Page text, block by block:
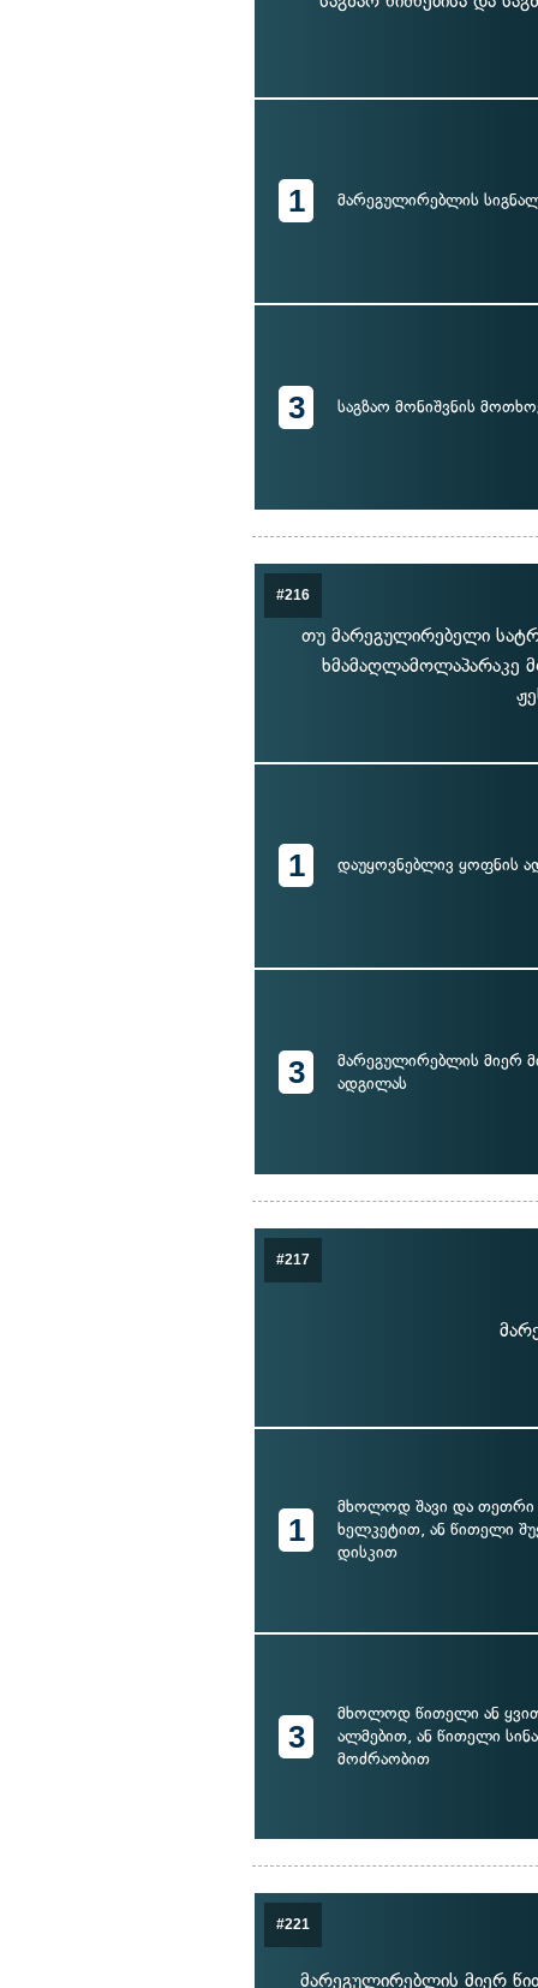
1 მარეგულირებლის
3 საგზაო მონიშვნის
#216
თუ მარეგულირებელი
ხმამაღლამოლაპარაკე
1 დაუყოვნებლივ ყოფნის
3
მარეგულირებლის მიერ
ადგილას
#217
1
მხოლოდ შავი და თეთრი
ხელკეტით, ან წითელი
დისკით
3
მხოლოდ წითელი ან
ალმებით, ან წითელი
მოძრაობით
#221
მარეგულირებლის მიერ